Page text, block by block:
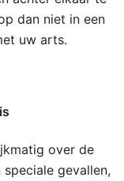
dan niet in een
uw arts.
over de
gevallen,